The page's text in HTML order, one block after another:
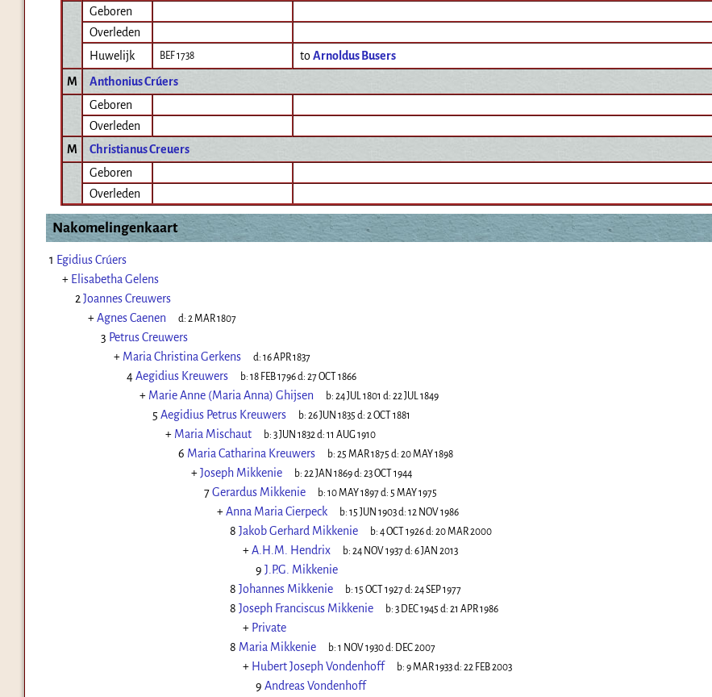
Geboren
Overleden
Huwelijk
BEF 1738 toArnoldus Busers
M
Anthonius Crúers
Geboren
Overleden
M
Christianus Creuers
Geboren
Overleden
Nakomelingenkaart
1 Egidius Crúers
+ Elisabetha Gelens
2 Joannes Creuwers
+Agnes Caenen d: 2 MAR 1807
3 Petrus Creuwers
+ Maria Christina Gerkens d: 16 APR 1837
4Aegidius Kreuwers b: 18 FEB 1796d: 27 OCT 1866
+ Marie Anne (Maria Anna) Ghijsen b: 24 JUL 1801 d: 22 JUL 1849
5 Aegidius Petrus Kreuwers b: 26 JUN 1835 d: 2 OCT 1881
+ Maria Mischaut b: 3 JUN 1832d: 11 AUG 1910
6 Maria Catharina Kreuwers b: 25 MAR 1875 d: 20 MAY 1898
+Joseph Mikkenie b: 22 JAN 1869d: 23 OCT 1944
7Gerardus Mikkenie b: 10 MAY 1897d: 5 MAY 1975
+Anna Maria Cierpeck b: 15 JUN 1903d: 12 NOV 1986
8 Jakob Gerhard Mikkenie b: 4 OCT 1926d: 20 MAR 2000
+A.H.M. Hendrix b: 24 NOV 1937d: 6 JAN 2013
9 J.P.G. Mikkenie
8 Johannes Mikkenie b: 15 OCT 1927d: 24 SEP 1977
8 Joseph Franciscus Mikkenie b: 3 DEC 1945 d: 21 APR 1986
+ Private
8 Maria Mikkenie b: 1 NOV 1930d: DEC 2007
+ Hubert Joseph Vondenhoff b: 9 MAR 1933d: 22 FEB 2003
9 Andreas Vondenhoff